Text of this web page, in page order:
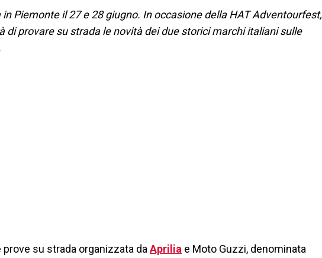
Piemonte il 27 e 28 giugno. In occasione della HAT Adventourfest,
di provare su strada le novità dei due storici marchi italiani sulle
su strada organizzata da Aprilia e Moto Guzzi, denominata